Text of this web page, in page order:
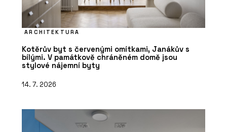
ARCHITEKTURA
Kotěrův byt s červenými omítkami, Janákův s
bílými. V památkově chráněném domě jsou
stylové nájemní byty
14. 7. 2026